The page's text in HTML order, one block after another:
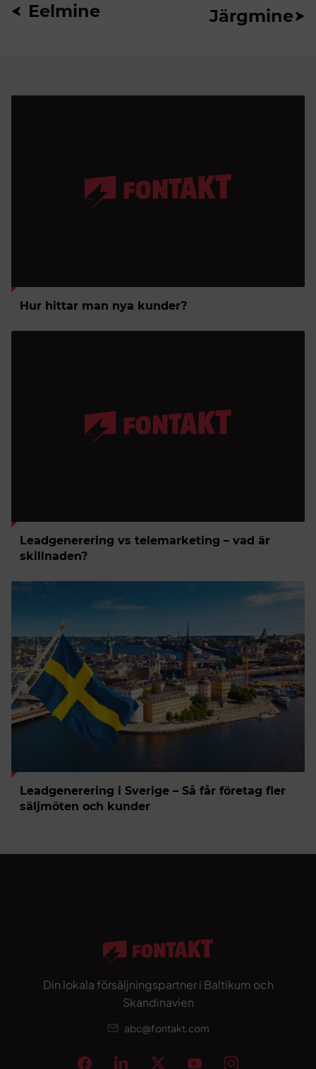
Eelmine Järgmine
Hur hittar man nya kunder?
Leadgenerering vs telemarketing – vad är
skillnaden?
Leadgenerering i Sverige – Så får företag fler
säljmöten och kunder
Din lokala försäljningspartner i Baltikum och
Skandinavien
abc@fontakt.com